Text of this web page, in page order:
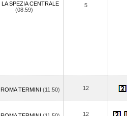
LA SPEZIA CENTRALE
(08.59)
5
ROMA TERMINI (11.50) 12
12